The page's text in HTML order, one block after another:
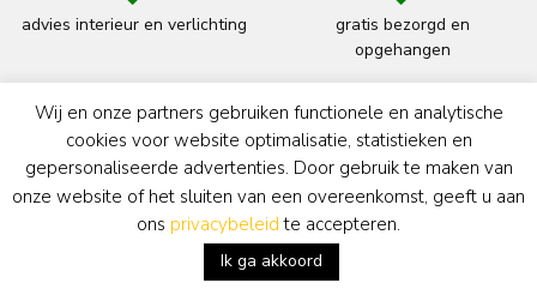
advies interieur en verlichting
gratis bezorgd en
opgehangen
terug
Kunsthandel Simonis & Buunk
Wij en onze partners gebruiken functionele en analytische
cookies voor website optimalisatie, statistieken en
gepersonaliseerde advertenties. Door gebruik te maken van
onze website of het sluiten van een overeenkomst, geeft u aan
ons privacybeleid te accepteren.
Ik ga akkoord